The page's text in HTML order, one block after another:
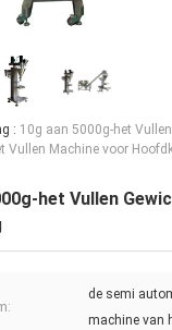
: 10g aan 5000g-het
Vullen Machine voor
het Vullen
de semi
machine van